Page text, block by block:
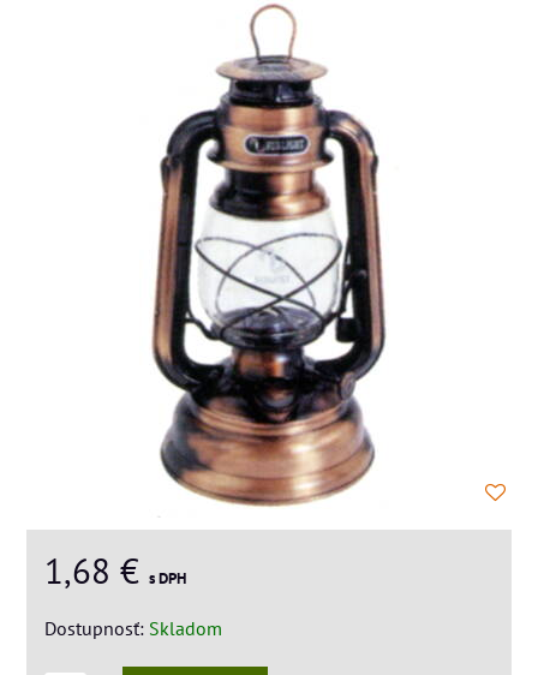
1,68 € s DPH
Dostupnosť: Skladom